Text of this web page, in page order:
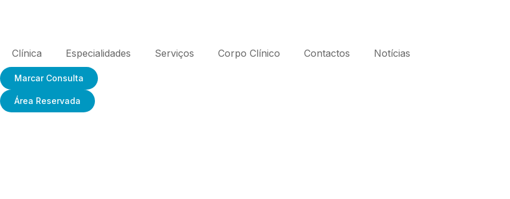
Clínica Especialidades Serviços Corpo Clínico Contactos Notícias
Marcar Consulta
Área Reservada